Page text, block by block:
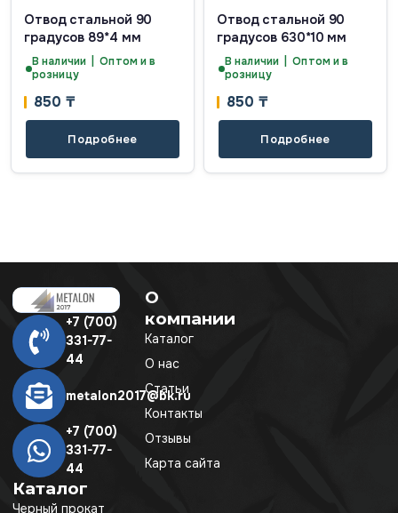
Отвод стальной 90
градусов 89*4 мм
В наличии | Оптом и в
розницу
850 ₸
Подробнее
Отвод стальной 90
градусов 630*10 мм
В наличии | Оптом и в
розницу
850 ₸
Подробнее
+7 (700)
331-77-
44
metalon2017@bk.ru
+7 (700)
331-77-
44
Каталог
Черный прокат
О
компании
Каталог
О нас
Статьи
Контакты
Отзывы
Карта сайта